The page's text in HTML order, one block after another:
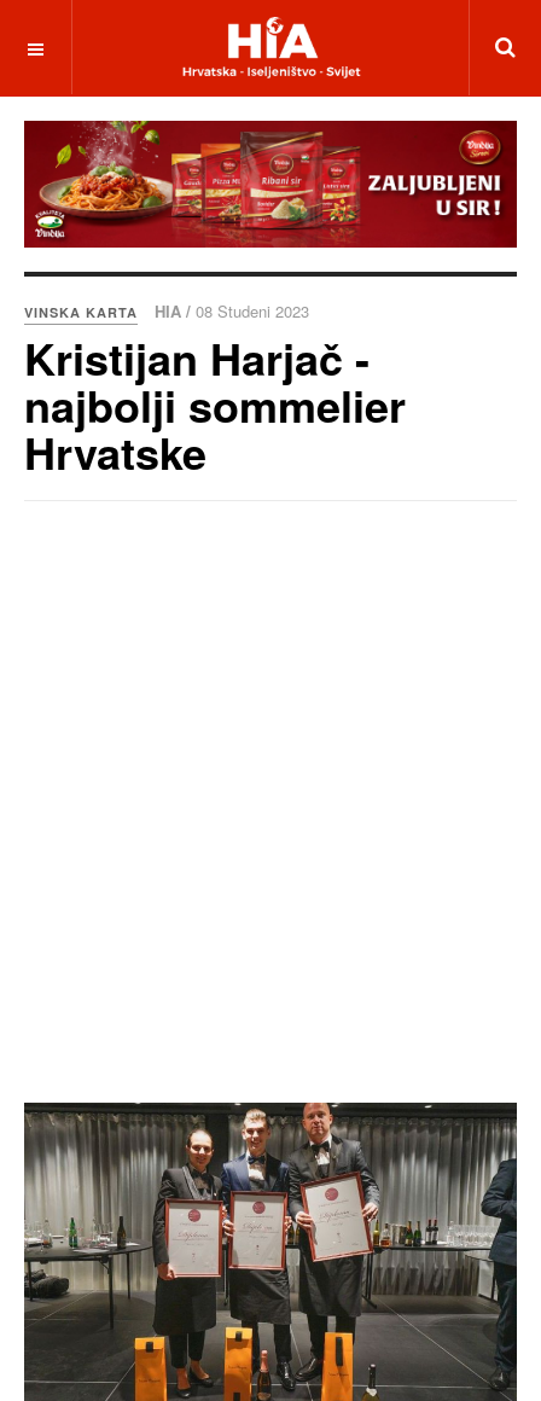
VINSKA KARTA HIA / 08 Studeni 2023
Kristijan Harjač -
najbolji sommelier
Hrvatske